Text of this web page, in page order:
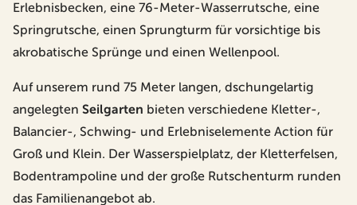
Erlebnisbecken, eine 76-Meter-Wasserrutsche, eine
Springrutsche, einen Sprungturm für vorsichtige bis
akrobatische Sprünge und einen Wellenpool.
Auf unserem rund 75 Meter langen, dschungelartig
angelegten Seilgarten bieten verschiedene Kletter-,
Balancier-, Schwing- und Erlebniselemente Action für
Groß und Klein. Der Wasserspielplatz, der Kletterfelsen,
Bodentrampoline und der große Rutschenturm runden
das Familienangebot ab.